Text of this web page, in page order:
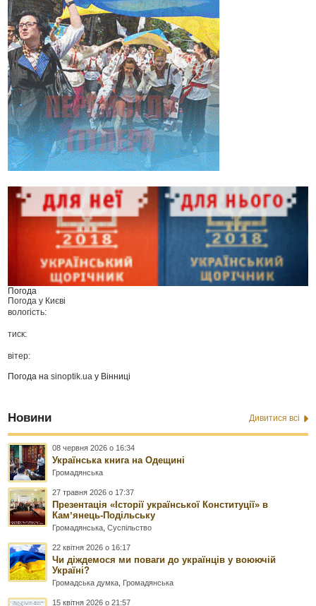
Погода
Погода у Києві
вологість:
тиск:
вітер:
Погода наsinoptik.ua у Вінниці
Новини Дивитися всі
08 червня 2026 о 16:34
Українська книга на Одещині
Громадянська
27 травня 2026 о 17:37
Презентація «Історії української Конституції» в
Камʼянець-Подільську
Громадянська ,Суспільство
22 квітня 2026 о 16:17
Чи діждемося ми поваги до українців у воюючій
Україні?
Громадська думка Громадянська
15 квітня 2026 о 21:57